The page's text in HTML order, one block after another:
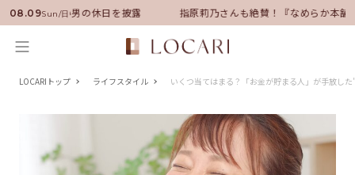
08.09Sun/日
に就任！いい男の休日を披露 指原莉乃さんも絶賛！『なめらか本舗
LOCARIトップ ライフスタイル いくつ当てはまる？「お金が貯まる人」が手放し